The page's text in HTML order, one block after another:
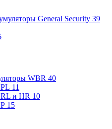
General Security 39
WBR 40
11
и HR 10
15